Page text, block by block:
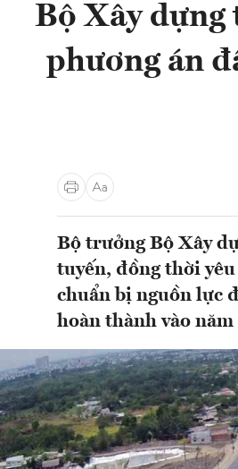
Bộ Xây dựng
phương án
Bộ trưởng Bộ Xây
tuyến, đồng thời
chuẩn bị nguồn lực
hoàn thành vào